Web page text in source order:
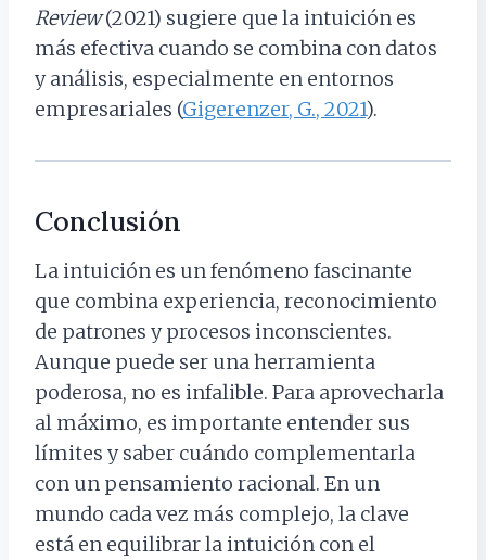
Review(2021) sugiere que la intuición es
más efectiva cuando se combina con datos
y análisis, especialmente en entornos
empresariales (Gigerenzer, G., 2021).
Conclusión
La intuición es un fenómeno fascinante
que combina experiencia, reconocimiento
de patrones y procesos inconscientes.
Aunque puede ser una herramienta
poderosa, no es infalible. Para aprovecharla
al máximo, es importante entender sus
límites y saber cuándo complementarla
con un pensamiento racional. En un
mundo cada vez más complejo, la clave
está en equilibrar la intuición con el